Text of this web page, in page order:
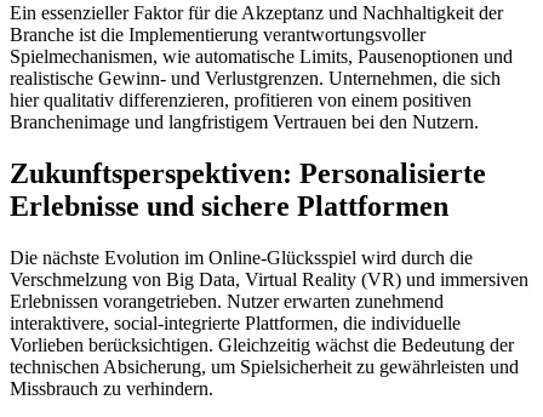
Ein essenzieller Faktor für die Akzeptanz und Nachhaltigkeit der
Branche ist die Implementierung verantwortungsvoller
Spielmechanismen, wie automatische Limits, Pausenoptionen und
realistische Gewinn- und Verlustgrenzen. Unternehmen, die sich
hier qualitativ differenzieren, profitieren von einem positiven
Branchenimage und langfristigem Vertrauen bei den Nutzern.
Zukunftsperspektiven: Personalisierte
Erlebnisse und sichere Plattformen
Die nächste Evolution im Online-Glücksspiel wird durch die
Verschmelzung von Big Data, Virtual Reality (VR) und immersiven
Erlebnissen vorangetrieben. Nutzer erwarten zunehmend
interaktivere, social-integrierte Plattformen, die individuelle
Vorlieben berücksichtigen. Gleichzeitig wächst die Bedeutung der
technischen Absicherung, um Spielsicherheit zu gewährleisten und
Missbrauch zu verhindern.